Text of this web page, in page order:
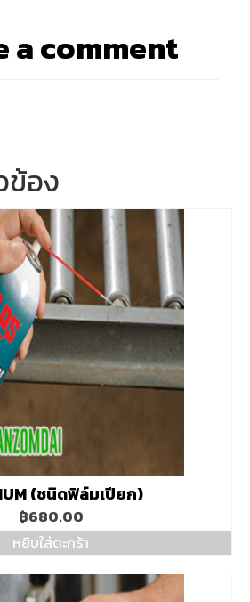
a comment
ข้อง
(ชนิดฟิล์มเปียก)
฿680.00
หยิบใส่ตะกร้า